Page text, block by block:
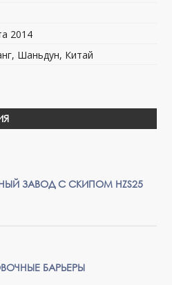
2014
Шаньдун, Китай
ЗАВОД С СКИПОМ HZS25
БАРЬЕРЫ